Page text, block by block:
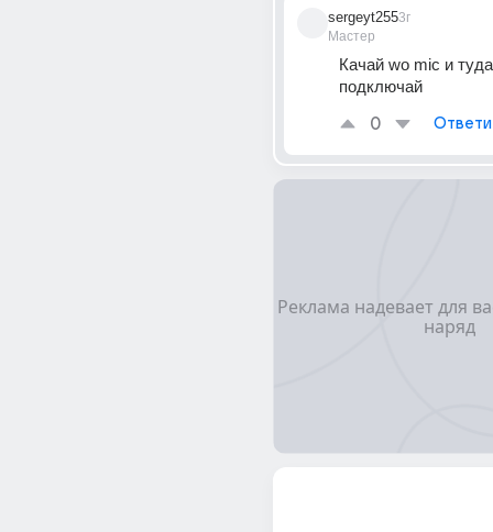
sergeyt255
Мастер
3г
Качай wo mic и
подключай
0